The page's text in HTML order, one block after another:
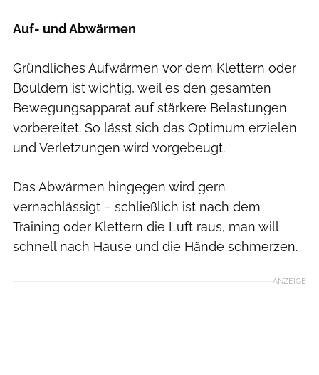
Auf- und Abwärmen
Gründliches Aufwärmen vor dem Klettern oder
Bouldern ist wichtig, weil es den gesamten
Bewegungsapparat auf stärkere Belastungen
vorbereitet. So lässt sich das Optimum erzielen
und Verletzungen wird vorgebeugt.
Das Abwärmen hingegen wird gern
vernachlässigt – schließlich ist nach dem
Training oder Klettern die Luft raus, man will
schnell nach Hause und die Hände schmerzen.
ANZEIGE